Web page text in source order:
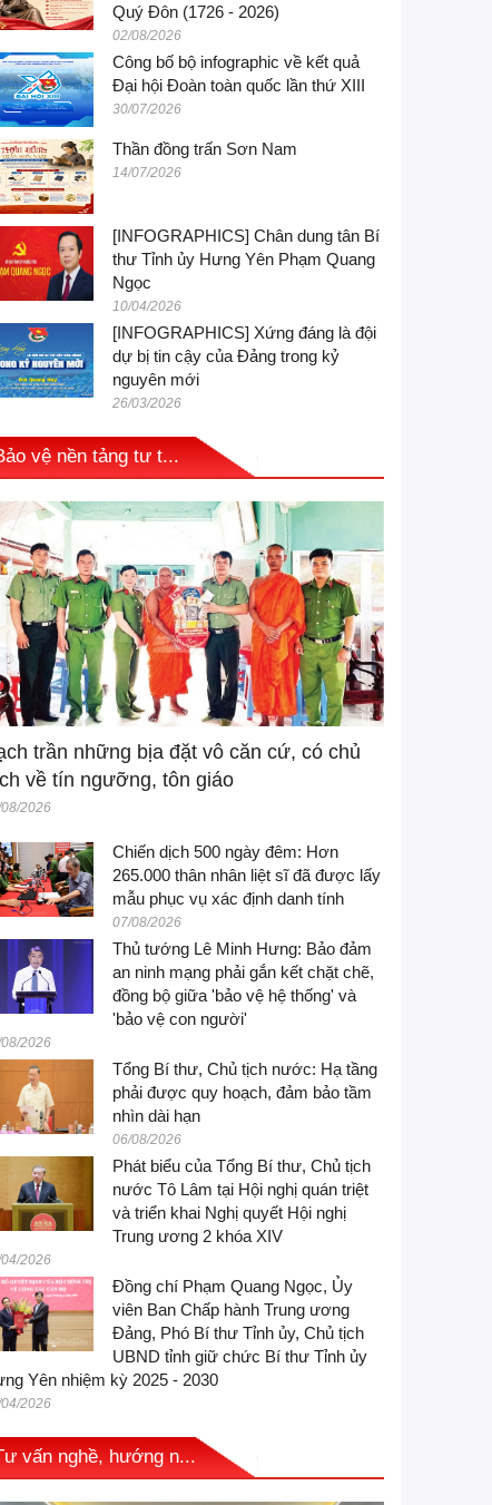
Quý Đôn (1726 - 2026)
02/08/2026
Công bố bộ infographic về kết quả
Đại hội Đoàn toàn quốc lần thứ XIII
30/07/2026
Thần đồng trấn Sơn Nam
14/07/2026
[INFOGRAPHICS] Chân dung tân Bí
thư Tỉnh ủy Hưng Yên Phạm Quang
Ngọc
10/04/2026
[INFOGRAPHICS] Xứng đáng là đội
dự bị tin cậy của Đảng trong kỷ
nguyên mới
26/03/2026
vệ nền tảng tư t...
trần những bịa đặt vô căn cứ, có chủ
về tín ngưỡng, tôn giáo
2026
Chiến dịch 500 ngày đêm: Hơn
265.000 thân nhân liệt sĩ đã được lấy
mẫu phục vụ xác định danh tính
07/08/2026
Thủ tướng Lê Minh Hưng: Bảo đảm
an ninh mạng phải gắn kết chặt chẽ,
đồng bộ giữa 'bảo vệ hệ thống' và
'bảo vệ con người'
2026
Tổng Bí thư, Chủ tịch nước: Hạ tầng
phải được quy hoạch, đảm bảo tầm
nhìn dài hạn
06/08/2026
Phát biểu của Tổng Bí thư, Chủ tịch
nước Tô Lâm tại Hội nghị quán triệt
và triển khai Nghị quyết Hội nghị
Trung ương 2 khóa XIV
2026
Đồng chí Phạm Quang Ngọc, Ủy
viên Ban Chấp hành Trung ương
Đảng, Phó Bí thư Tỉnh ủy, Chủ tịch
UBND tỉnh giữ chức Bí thư Tỉnh ủy
Yên nhiệm kỳ 2025 - 2030
2026
vấn nghề, hướng n...